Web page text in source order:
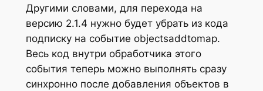
Другими словами, для перехода на
версию 2.1.4 нужно будет убрать из кода
подписку на событие objectsaddtomap.
Весь код внутри обработчика этого
события теперь можно выполнять сразу
синхронно после добавления объектов в